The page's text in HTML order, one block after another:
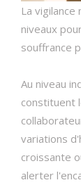
La
niveaux
souffrance
Au niveau
constituent
variations
croissante
alerter